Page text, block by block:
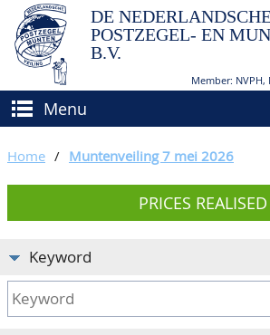
DE
POSTZEGEL- EN
B.V.
Member: NVPH,
Menu
BUY AND SELL
How to sell?
How to buy?
Conditions
BIDDING
APPRAISALS
CATALOGUE/RESULTS
Home / Muntenveiling 7 mei 2026
PRICES REALISED
Keyword